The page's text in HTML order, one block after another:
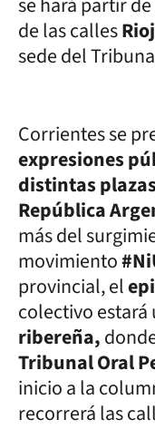
de las calles
sede del
Corrientes se
expresiones
distintas plazas
República
más del
movimiento
provincial, el
colectivo estará
ribereña,
Tribunal Oral
inicio a la
recorrerá las